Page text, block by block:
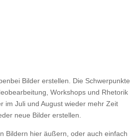
Bilder erstellen. Die Schwerpunkte
Workshops und Rhetorik
im Juli und August wieder mehr Zeit
neue Bilder erstellen.
Bildern hier äußern, oder auch einfach